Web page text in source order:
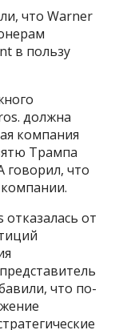
что Warner
в пользу
должна
компания
Трампа
что
от
что по-